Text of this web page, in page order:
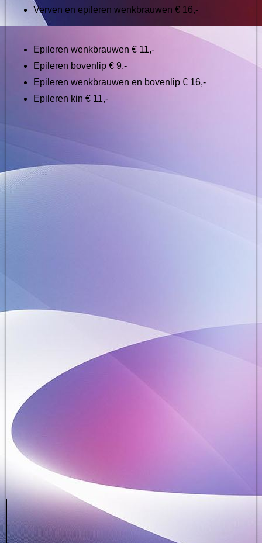
Verven en epileren wenkbrauwen € 16,-
Epileren wenkbrauwen € 11,-
Epileren bovenlip € 9,-
Epileren wenkbrauwen en bovenlip € 16,-
Epileren kin € 11,-